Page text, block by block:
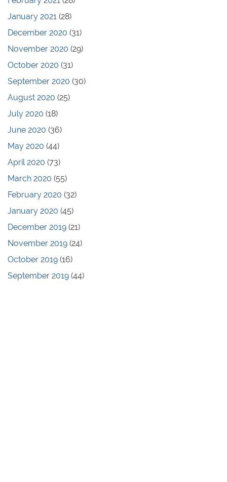
January 2021 (28)
December 2020 (31)
November 2020 (29)
October 2020 (31)
September 2020 (30)
August 2020 (25)
July 2020 (18)
June 2020 (36)
May 2020 (44)
April 2020 (73)
March 2020 (55)
February 2020 (32)
January 2020 (45)
December 2019 (21)
November 2019 (24)
October 2019 (16)
September 2019 (44)